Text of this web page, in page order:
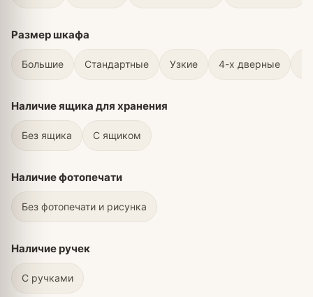
Размер шкафа
Большие Стандартные Узкие 4-х дверные
Наличие ящика для хранения
Без ящика C ящиком
Наличие фотопечати
Без фотопечати и рисунка
Наличие ручек
С ручками